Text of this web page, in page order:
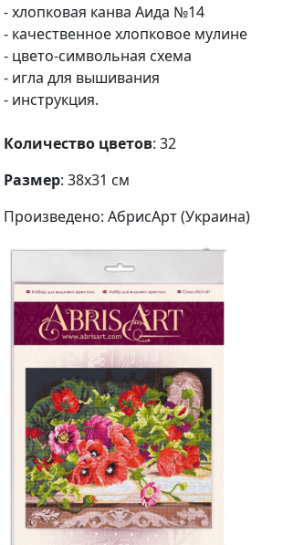
- хлопковая канва Аида №14
- качественное хлопковое мулине
- цвето-символьная схема
- игла для вышивания
- инструкция.
Количество цветов: 32
Размер: 38х31 см
Произведено: АбрисАрт (Украина)